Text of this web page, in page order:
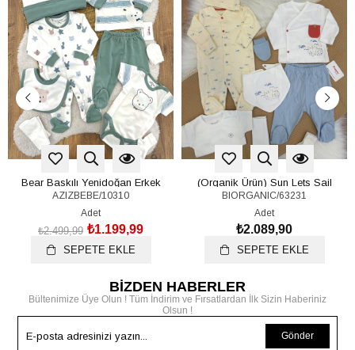
Bear Baskılı Yenidoğan Erkek
Bebek 10lu Zıbın Set Hastane
Çıkışı
AZIZBEBE/10310
Adet
₺1.199,99
₺2.499,99
SEPETE EKLE
(Organik Ürün) Sun Lets Sail
Yenidoğan Erkek Bebek 10lu Zıbın
Set Hastane Çıkışı
BIORGANIC/63231
Adet
₺2.089,90
SEPETE EKLE
BİZDEN HABERLER
Bültenimize Üye Olun ! Tüm İndirim ve Fırsatlardan İlk Sizin Haberiniz
Olsun !
Gönder